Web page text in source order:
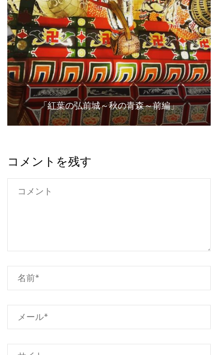
「紅葉の弘前城～秋の青森～前編」
コメントを残す